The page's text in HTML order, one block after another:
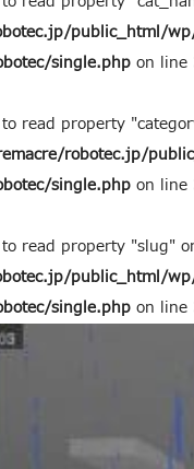
public_html/
single.php on line
read property
robotec.jp/
single.php on line
read property "slug"
public_html/
single.php on line